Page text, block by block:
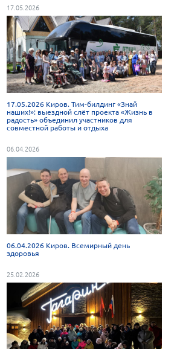
17.05.2026
17.05.2026 Киров. Тим-билдинг «Знай
наших!»: выездной слёт проекта «Жизнь в
радость» объединил участников для
совместной работы и отдыха
06.04.2026
06.04.2026 Киров. Всемирный день
здоровья
25.02.2026